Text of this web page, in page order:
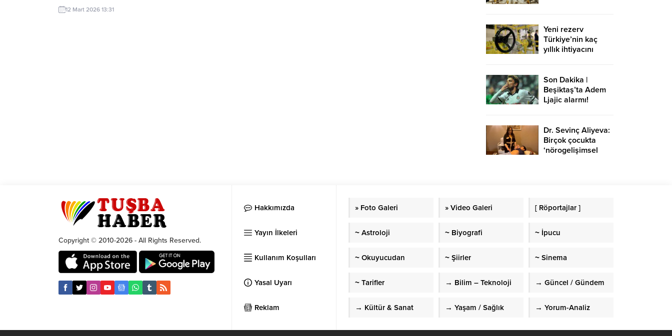
Günü kapsamında düzenlenen
“Kariyerden Madalyaya: Sporcu Kadınlar”
12 Mart 2026 13:31
Yeni rezerv
Türkiye’nin kaç
yıllık ihtiyacını
Son Dakika |
Beşiktaş’ta Adem
Ljajic alarmı!
Dr. Sevinç Aliyeva:
Birçok çocukta
‘nörogelişimsel
Copyright © 2010-2026 - All Rights Reserved.
Hakkımızda
Yayın İlkeleri
Kullanım Koşulları
Yasal Uyarı
Reklam
» Foto Galeri » Video Galeri [ Röportajlar ]
~ Astroloji ~ Biyografi ~ İpucu
~ Okuyucudan ~ Şiirler ~ Sinema
~ Tarifler → Bilim – Teknoloji → Güncel / Gündem
→ Kültür & Sanat → Yaşam / Sağlık → Yorum-Analiz